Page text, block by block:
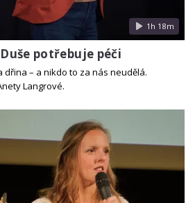
1h 18m
potřebuje péči
dřina – a nikdo to za nás neudělá.
Langrové.